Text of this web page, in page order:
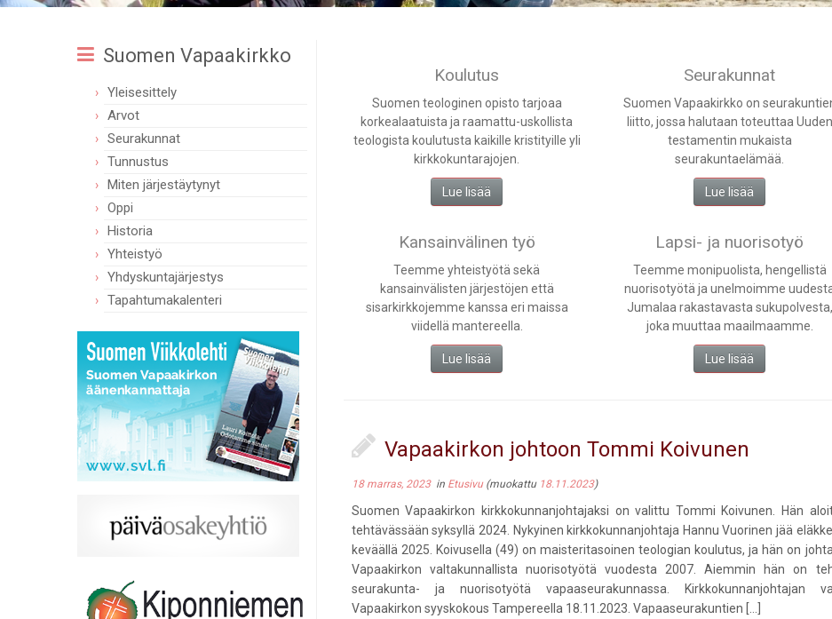
Suomen Vapaakirkko
Yleisesittely
Arvot
Seurakunnat
Tunnustus
Miten järjestäytynyt
Oppi
Historia
Yhteistyö
Yhdyskuntajärjestys
Tapahtumakalenteri
Koulutus
Suomen teologinen opisto tarjoaa
korkealaatuista ja raamattu-uskollista
teologista koulutusta kaikille kristityille yli
kirkkokuntarajojen.
Lue lisää
Seurakunnat
Suomen Vapaakirkko on
liitto, jossa halutaan toteuttaa Uuden
testamentin mukaista
seurakuntaelämää.
Lue lisää
Kansainvälinen työ
Teemme yhteistyötä sekä
kansainvälisten järjestöjen että
sisarkirkkojemme kanssa eri maissa
viidellä mantereella.
Lue lisää
Lapsi- ja nuorisotyö
Teemme monipuolista, hengellistä
nuorisotyötä ja unelmoimme
Jumalaa rakastavasta sukupolvesta,
joka muuttaa maailmaamme.
Lue lisää
Vapaakirkon johtoon Tommi Koivunen
18 marras, 2023in Etusivu (muokattu 18.11.2023)
Suomen Vapaakirkon kirkkokunnanjohtajaksi on valittu Tommi Koivunen. Hän
tehtävässään syksyllä 2024. Nykyinen kirkkokunnanjohtaja Hannu Vuorinen jää
keväällä 2025. Koivusella (49) on maisteritasoinen teologian koulutus, ja hän on
Vapaakirkon valtakunnallista nuorisotyötä vuodesta 2007. Aiemmin hän on
seurakunta- ja nuorisotyötä vapaaseurakunnassa. Kirkkokunnanjohtajan
Vapaakirkon syyskokous Tampereella 18.11.2023. Vapaaseurakuntien […]